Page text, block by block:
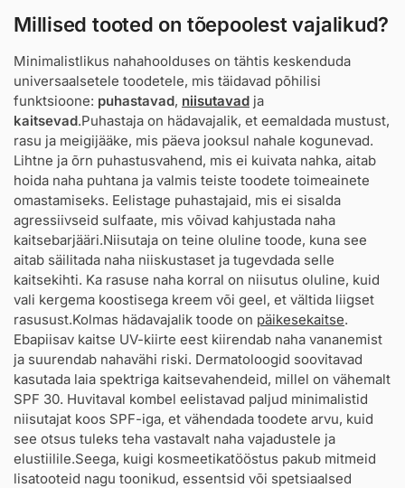
Millised tooted on tõepoolest vajalikud?
Minimalistlikus nahahoolduses on tähtis keskenduda
universaalsetele toodetele, mis täidavad põhilisi
funktsioone: puhastavad, niisutavad ja
kaitsevad.Puhastaja on hädavajalik, et eemaldada mustust,
rasu ja meigijääke, mis päeva jooksul nahale kogunevad.
Lihtne ja õrn puhastusvahend, mis ei kuivata nahka, aitab
hoida naha puhtana ja valmis teiste toodete toimeainete
omastamiseks. Eelistage puhastajaid, mis ei sisalda
agressiivseid sulfaate, mis võivad kahjustada naha
kaitsebarjääri.Niisutaja on teine oluline toode, kuna see
aitab säilitada naha niiskustaset ja tugevdada selle
kaitsekihti. Ka rasuse naha korral on niisutus oluline, kuid
vali kergema koostisega kreem või geel, et vältida liigset
rasusust.Kolmas hädavajalik toode on päikesekaitse.
Ebapiisav kaitse UV-kiirte eest kiirendab naha vananemist
ja suurendab nahavähi riski. Dermatoloogid soovitavad
kasutada laia spektriga kaitsevahendeid, millel on vähemalt
SPF 30. Huvitaval kombel eelistavad paljud minimalistid
niisutajat koos SPF-iga, et vähendada toodete arvu, kuid
see otsus tuleks teha vastavalt naha vajadustele ja
elustiilile.Seega, kuigi kosmeetikatööstus pakub mitmeid
lisatooteid nagu toonikud, essentsid või spetsiaalsed